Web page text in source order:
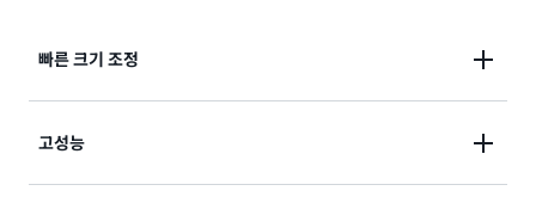
빠른 크기 조정
애플리케이션을 포함하여, 가장 까다로운 고성능 워크로
드에 맞춰 빠르게 확장할 수 있습니다.
고성능